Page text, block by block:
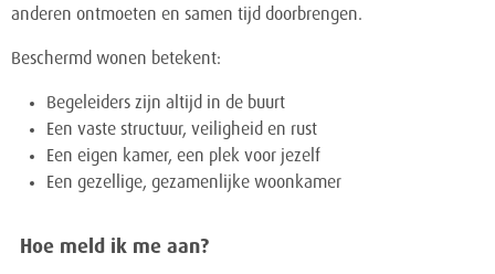
anderen ontmoeten en samen tijd doorbrengen.
Beschermd wonen betekent:
Begeleiders zijn altijd in de buurt
Een vaste structuur, veiligheid en rust
Een eigen kamer, een plek voor jezelf
Een gezellige, gezamenlijke woonkamer
Hoe meld ik me aan?